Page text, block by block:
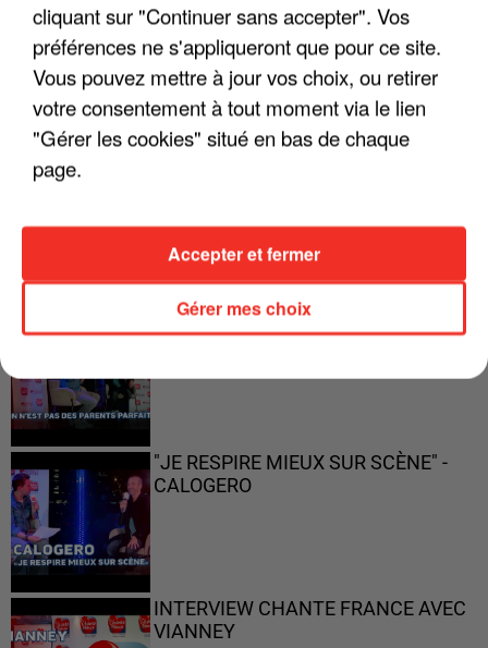
"JE SUIS À DISPOSITION DES
ENFOIRÉS"
"ON N'EST PAS DES PARENTS
PARFAITS"
"JE RESPIRE MIEUX SUR SCÈNE" -
CALOGERO
INTERVIEW CHANTE FRANCE AVEC
VIANNEY
cliquant sur "Continuer sans accepter". Vos
préférences ne s'appliqueront que pour ce site.
Vous pouvez mettre à jour vos choix, ou retirer
votre consentement à tout moment via le lien
"Gérer les cookies" situé en bas de chaque
page.
Gérer mes choix
Accepter et fermer